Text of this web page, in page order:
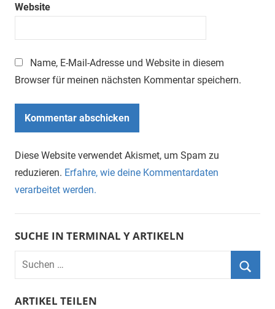
Website
Name, E-Mail-Adresse und Website in diesem
Browser für meinen nächsten Kommentar speichern.
Diese Website verwendet Akismet, um Spam zu
reduzieren. Erfahre, wie deine Kommentardaten
verarbeitet werden.
SUCHE IN TERMINAL Y ARTIKELN
Suchen
nach:
ARTIKEL TEILEN